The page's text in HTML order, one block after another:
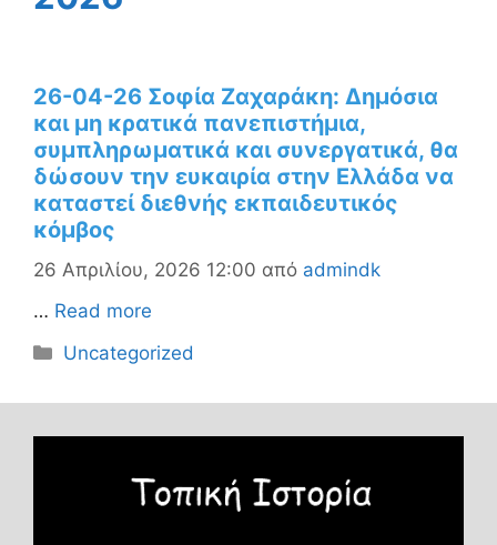
26-04-26 Σοφία Ζαχαράκη: Δημόσια
και μη κρατικά πανεπιστήμια,
συμπληρωματικά και συνεργατικά, θα
δώσουν την ευκαιρία στην Ελλάδα να
καταστεί διεθνής εκπαιδευτικός
κόμβος
26 Απριλίου, 2026 12:00 από admindk
… Read more
Κατηγορίες
Uncategorized